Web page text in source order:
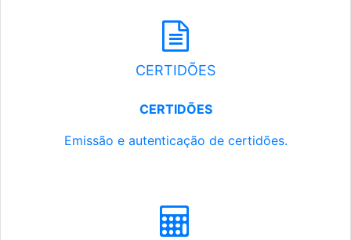
CERTIDÕES
CERTIDÕES
Emissão e autenticação de certidões.